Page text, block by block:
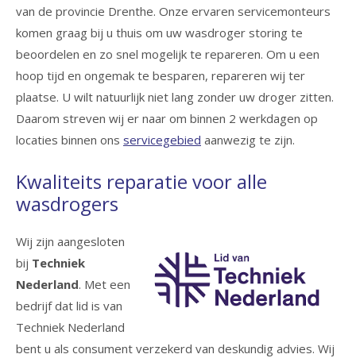
van de provincie Drenthe. Onze ervaren servicemonteurs
komen graag bij u thuis om uw wasdroger storing te
beoordelen en zo snel mogelijk te repareren. Om u een
hoop tijd en ongemak te besparen, repareren wij ter
plaatse. U wilt natuurlijk niet lang zonder uw droger zitten.
Daarom streven wij er naar om binnen 2 werkdagen op
locaties binnen ons servicegebied aanwezig te zijn.
Kwaliteits reparatie voor alle
wasdrogers
Wij zijn aangesloten
bij Techniek
Nederland. Met een
bedrijf dat lid is van
Techniek Nederland
bent u als consument verzekerd van deskundig advies. Wij